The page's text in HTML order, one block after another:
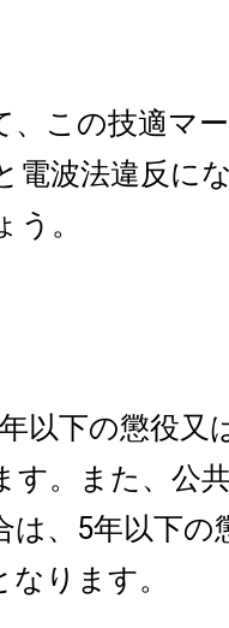
、この技適マ
電波法違反に
。
以下の懲役又
す。また、公
は、5年以下の
ります。